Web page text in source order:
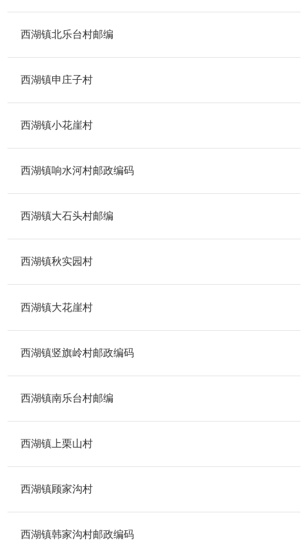
西湖镇北乐台村邮编
西湖镇申庄子村
西湖镇小花崖村
西湖镇响水河村邮政编码
西湖镇大石头村邮编
西湖镇秋实园村
西湖镇大花崖村
西湖镇竖旗岭村邮政编码
西湖镇南乐台村邮编
西湖镇上栗山村
西湖镇顾家沟村
西湖镇韩家沟村邮政编码